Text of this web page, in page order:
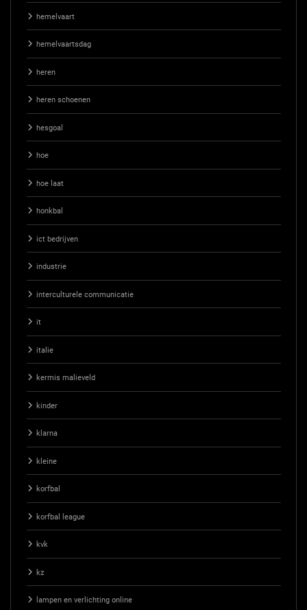
hemelvaart
hemelvaartsdag
heren
heren schoenen
hesgoal
hoe
hoe laat
honkbal
ict bedrijven
industrie
interculturele communicatie
it
italie
kermis malieveld
kinder
klarna
kleine
korfbal
korfbal league
kvk
kz
lampen en verlichting online